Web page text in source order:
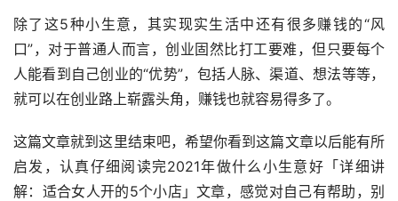
除了这5种小生意，其实现实生活中还有很多赚钱的“风
口”，对于普通人而言，创业固然比打工要难，但只要每个
人能看到自己创业的“优势”，包括人脉、渠道、想法等等，
就可以在创业路上崭露头角，赚钱也就容易得多了。
这篇文章就到这里结束吧，希望你看到这篇文章以后能有所
启发，认真仔细阅读完2021年做什么小生意好「详细讲
解：适合女人开的5个小店」文章，感觉对自己有帮助，别